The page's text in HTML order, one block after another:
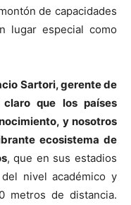
de capacidades
lugar especial como
Sartori, gerente de
claro que los países
y nosotros
ecosistema de
, que en sus estadios
nivel académico y
metros de distancia.